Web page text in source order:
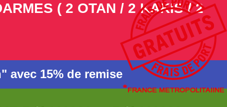
( 2 OTAN / 2 KAKIS / 2
avec 15% de remise